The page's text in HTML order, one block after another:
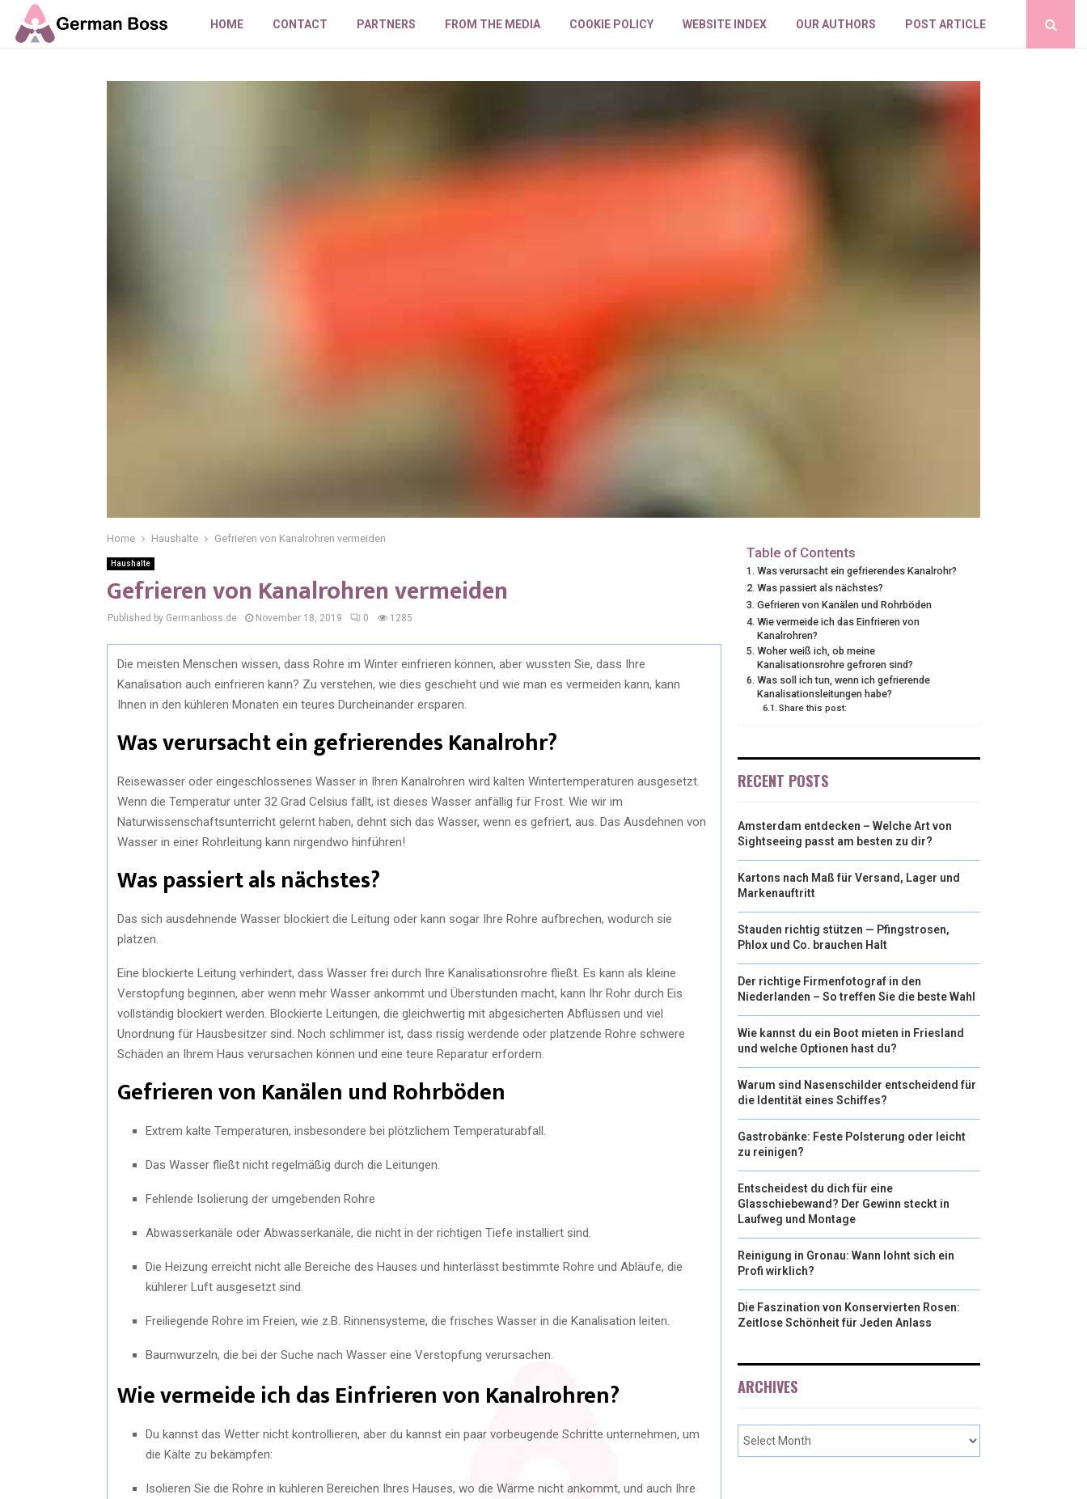
HOME CONTACT PARTNERS FROM THE MEDIA COOKIE POLICY WEBSITE INDEX OUR AUTHORS POST ARTICLE
Home Haushalte Gefrieren von Kanalrohren vermeiden
Haushalte
Gefrieren von Kanalrohren vermeiden
Published by Germanboss.de November 18, 2019 0 1285
Die meisten Menschen wissen, dass Rohre im Winter einfrieren können, aber wussten Sie, dass Ihre
Kanalisation auch einfrieren kann? Zu verstehen, wie dies geschieht und wie man es vermeiden kann, kann
Ihnen in den kühleren Monaten ein teures Durcheinander ersparen.
Was verursacht ein gefrierendes Kanalrohr?
Reisewasser oder eingeschlossenes Wasser in Ihren Kanalrohren wird kalten Wintertemperaturen ausgesetzt.
Wenn die Temperatur unter 32 Grad Celsius fällt, ist dieses Wasser anfällig für Frost. Wie wir im
Naturwissenschaftsunterricht gelernt haben, dehnt sich das Wasser, wenn es gefriert, aus. Das Ausdehnen von
Wasser in einer Rohrleitung kann nirgendwo hinführen!
Was passiert als nächstes?
Das sich ausdehnende Wasser blockiert die Leitung oder kann sogar Ihre Rohre aufbrechen, wodurch sie
platzen.
Eine blockierte Leitung verhindert, dass Wasser frei durch Ihre Kanalisationsrohre fließt. Es kann als kleine
Verstopfung beginnen, aber wenn mehr Wasser ankommt und Überstunden macht, kann Ihr Rohr durch Eis
vollständig blockiert werden. Blockierte Leitungen, die gleichwertig mit abgesicherten Abflüssen und viel
Unordnung für Hausbesitzer sind. Noch schlimmer ist, dass rissig werdende oder platzende Rohre schwere
Schäden an Ihrem Haus verursachen können und eine teure Reparatur erfordern.
Gefrieren von Kanälen und Rohrböden
Extrem kalte Temperaturen, insbesondere bei plötzlichem Temperaturabfall.
Das Wasser fließt nicht regelmäßig durch die Leitungen.
Fehlende Isolierung der umgebenden Rohre
Abwasserkanäle oder Abwasserkanäle, die nicht in der richtigen Tiefe installiert sind.
Die Heizung erreicht nicht alle Bereiche des Hauses und hinterlässt bestimmte Rohre und Abläufe, die
kühlerer Luft ausgesetzt sind.
Freiliegende Rohre im Freien, wie z.B. Rinnensysteme, die frisches Wasser in die Kanalisation leiten.
Baumwurzeln, die bei der Suche nach Wasser eine Verstopfung verursachen.
Wie vermeide ich das Einfrieren von Kanalrohren?
Du kannst das Wetter nicht kontrollieren, aber du kannst ein paar vorbeugende Schritte unternehmen, um
die Kälte zu bekämpfen:
Isolieren Sie die Rohre in kühleren Bereichen Ihres Hauses, wo die Wärme nicht ankommt, und auch Ihre
Table of Contents
Was verursacht ein gefrierendes Kanalrohr?
Was passiert als nächstes?
Gefrieren von Kanälen und Rohrböden
Wie vermeide ich das Einfrieren von
Kanalrohren?
Woher weiß ich, ob meine
Kanalisationsrohre gefroren sind?
Was soll ich tun, wenn ich gefrierende
Kanalisationsleitungen habe?
Share this post:
RECENT POSTS
Amsterdam entdecken – Welche Art von
Sightseeing passt am besten zu dir?
Kartons nach Maß für Versand, Lager und
Markenauftritt
Stauden richtig stützen — Pfingstrosen,
Phlox und Co. brauchen Halt
Der richtige Firmenfotograf in den
Niederlanden – So treffen Sie die beste Wahl
Wie kannst du ein Boot mieten in Friesland
und welche Optionen hast du?
Warum sind Nasenschilder entscheidend für
die Identität eines Schiffes?
Gastrobänke: Feste Polsterung oder leicht
zu reinigen?
Entscheidest du dich für eine
Glasschiebewand? Der Gewinn steckt in
Laufweg und Montage
Reinigung in Gronau: Wann lohnt sich ein
Profi wirklich?
Die Faszination von Konservierten Rosen:
Zeitlose Schönheit für Jeden Anlass
ARCHIVES